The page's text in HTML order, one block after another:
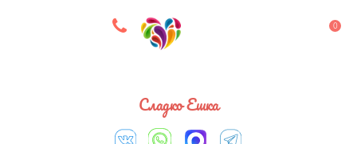
8 927 083 33 05 0
Сладко Ешка